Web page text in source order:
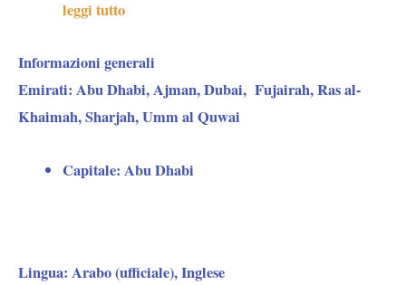
leggi tutto
Informazioni generali
Emirati: Abu Dhabi, Ajman, Dubai, Fujairah, Ras al-
Khaimah, Sharjah, Umm al Quwai
Capitale: Abu Dhabi
Lingua: Arabo (ufficiale), Inglese